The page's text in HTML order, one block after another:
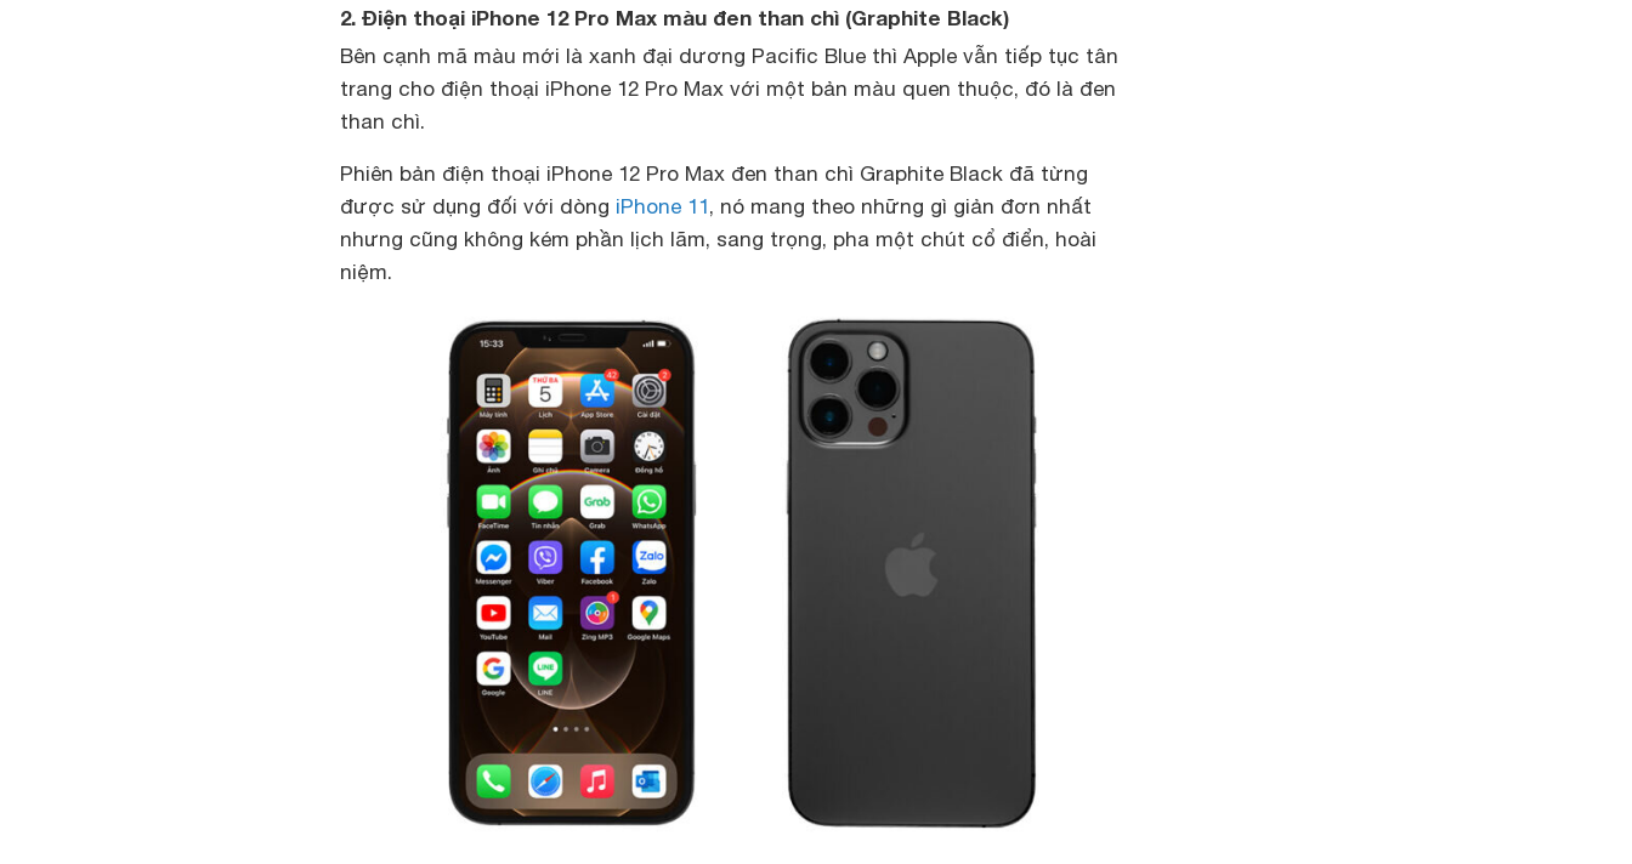
2. Điện thoại iPhone 12 Pro Max màu đen than chì (Graphite Black)
Bên cạnh mã màu mới là xanh đại dương Pacific Blue thì Apple vẫn tiếp tục tân
trang cho điện thoại iPhone 12 Pro Max với một bản màu quen thuộc, đó là đen
than chì.
Phiên bản điện thoại iPhone 12 Pro Max đen than chì Graphite Black đã từng
được sử dụng đối với dòng iPhone 11, nó mang theo những gì giản đơn nhất
nhưng cũng không kém phần lịch lãm, sang trọng, pha một chút cổ điển, hoài
niệm.